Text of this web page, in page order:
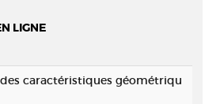
LIGNE
caractéristiques géométriqu